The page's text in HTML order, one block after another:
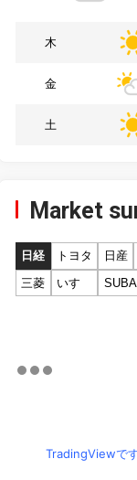
木
金
土
Market
日経 トヨタ 日産
三菱
いすゞ
TradingViewで